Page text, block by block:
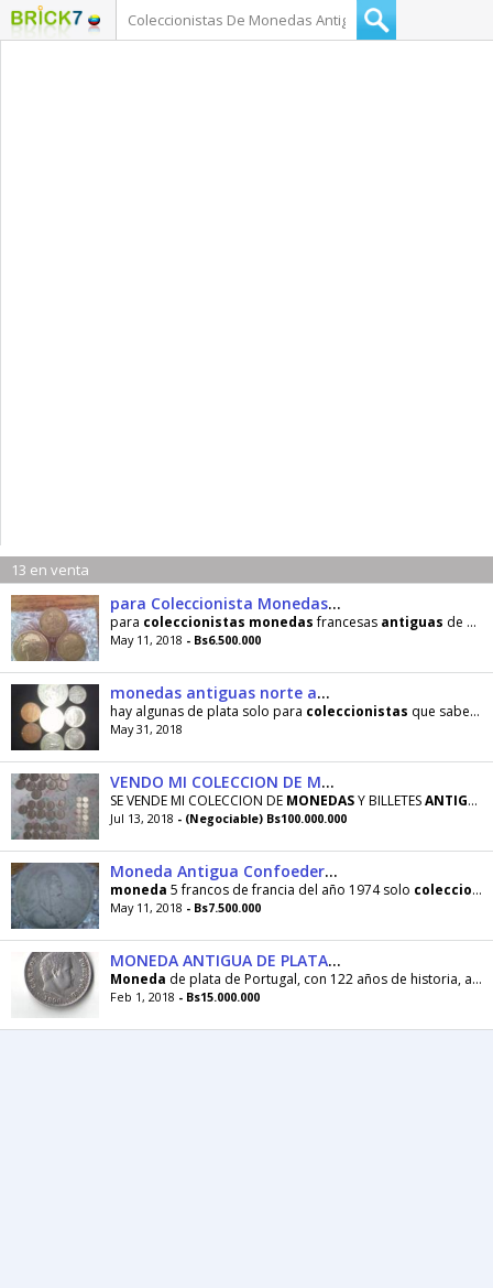
13 en venta
para Coleccionista Monedas Francesas
para coleccionistas monedasfrancesas antiguas de 20 centavos año 1962 y dos de 10 centimos del año
May 11, 2018 - Bs6.500.000
monedas antiguas norte americanas
hay algunas de plata solo para coleccionistas que saben de que valores son estas
May 31, 2018
VENDO MI COLECCION DE MONEDAS Y BILLETES ANTIGUOS
SE VENDE MI COLECCION DE MONEDASY BILLETESANTIGUOS
Jul 13, 2018 - (Negociable) Bs100.000.000
Moneda Antigua Confoederatohelvetica 5 F
moneda 5 francos de francia del año 1974 solo coleccionista
May 11, 2018 - Bs7.500.000
MONEDA ANTIGUA DE PLATA PARA COLECCIONISTAS ESPECIALES
Moneda de plata de Portugal, con 122 años de historia, acuñada en 1896. en estado EF. Negociable
Feb 1, 2018 - Bs15.000.000